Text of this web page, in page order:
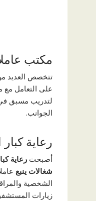
مكتب
تتخصص العديد
على التعامل مع
لتدريب مسبق في
الجوانب.
رعاية
أصبحت رعاية
شغالات ينبع
الشخصية
زيارات